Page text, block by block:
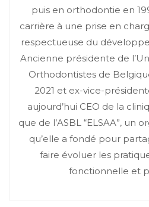
puis en orthodontie en
carrière à une prise en
respectueuse du
Ancienne présidente de
Orthodontistes de
2021 et ex-vice-
aujourd’hui CEO de la
que de l’ASBL “ELSAA”, un
qu’elle a fondé pour
faire évoluer les
fonctionnelle et